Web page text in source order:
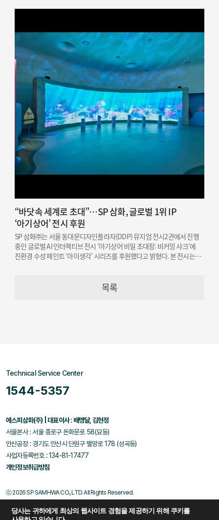
“바닷속 세계로 초대”…SP 삼화, 글로벌 1위 IP
‘아기상어’ 전시 후원
SP 삼화㈜는 서울 동대문디자인플라자(DDP) 뮤지엄 전시2관에서 진행
중인 글로벌 AI 인터랙티브 전시 ‘아기상어 비밀 초대장: 비커밍 샤크’에
친환경 수성 페인트 ‘아이생각’ 시리즈를 후원했다고 밝혔다. 본 전시는
목록
Technical Service Center
1544-5357
에스피삼화(주) | 대표이사 : 배맹달, 김현정
서울본사 : 서울 종로구 돈화문로 58(묘동)
안산공장 : 경기도 안산시 단원구 별망로 178 (성곡동)
사업자등록번호 : 134-81-17477
개인정보취급방침
ⓒ 2026 SP SAMHWA CO., LTD. All Rights Reserved.
당사는 귀하에게 최상의 웹사이트 경험을 제공하기 위해 쿠키를